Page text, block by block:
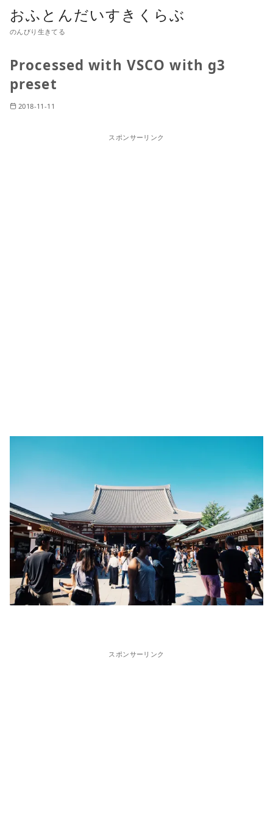
おふとんだいすきくらぶ
のんびり生きてる
Processed with VSCO with g3
preset
2018-11-11
スポンサーリンク
スポンサーリンク